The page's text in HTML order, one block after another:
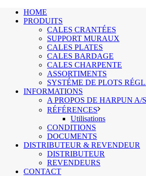
HOME
PRODUITS
CALES CRANTÉES
SUPPORT MURAUX
CALES PLATES
CALES BARDAGE
CALES CHARPENTE
ASSORTIMENTS
SYSTÉME DE PLOTS
INFORMATIONS
A PROPOS DE HARPUN A/S
RÉFÉRENCES
Utilisations
CONDITIONS
DOCUMENTS
DISTRIBUTEUR & REVENDEUR
DISTRIBUTEUR
REVENDEURS
CONTACT